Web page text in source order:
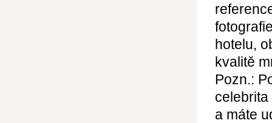
hotelu,
kvalitě
Pozn.:
celebrita
a máte